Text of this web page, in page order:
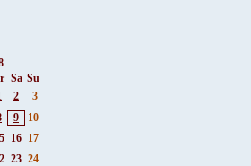
Sa Su
2
3
9
10
16 17
23 24